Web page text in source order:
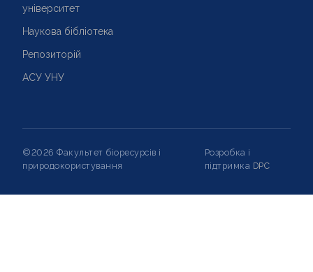
університет
Наукова бібліотека
Репозиторій
АСУ УНУ
©2026 Факультет біоресурсів і
природокористування
Розробка і
підтримка DPC